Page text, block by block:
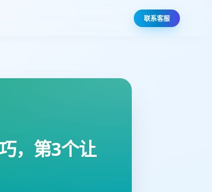
联系客服
，第3个让